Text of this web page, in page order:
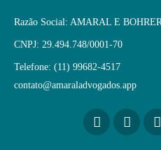
Razão Social: AMARAL E
CNPJ: 29.494.748/0001-70
Telefone: (11) 99682-4517
contato@amaraladvogados.app